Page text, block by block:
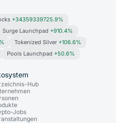
+34359339725.9%
Surge Launchpad +910.4%
Tokenized Silver +106.6%
Pools Launchpad +50.6%
Hub
Jobs